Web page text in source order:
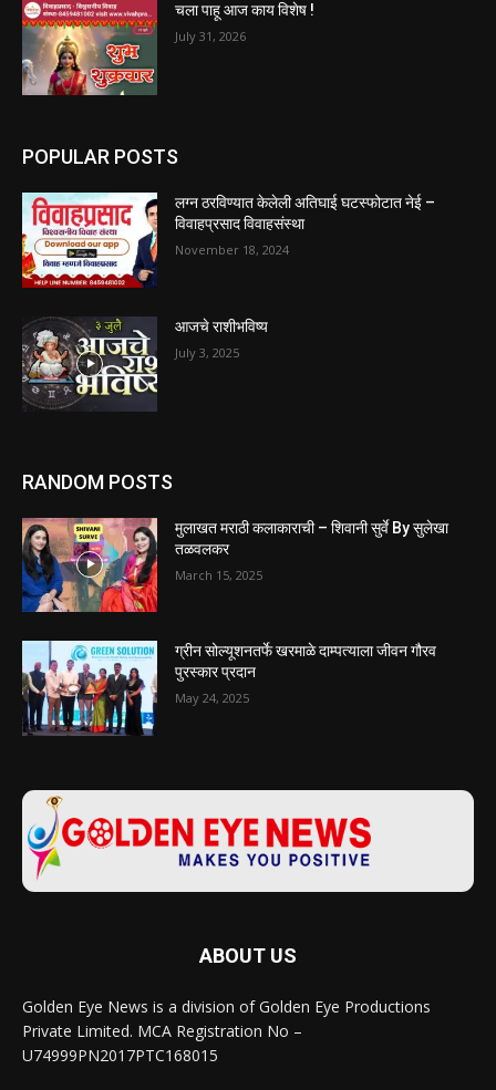
चला पाहू आज काय विशेष !
July 31, 2026
POPULAR POSTS
लग्न ठरविण्यात केलेली अतिघाई घटस्फोटात नेई –
विवाहप्रसाद विवाहसंस्था
November 18, 2024
आजचे राशीभविष्य
July 3, 2025
RANDOM POSTS
मुलाखत मराठी कलाकाराची – शिवानी सुर्वे By सुलेखा
तळवलकर
March 15, 2025
ग्रीन सोल्यूशनतर्फे खरमाळे दाम्पत्याला जीवन गौरव
पुरस्कार प्रदान
May 24, 2025
ABOUT US
Golden Eye News is a division of Golden Eye Productions
Private Limited. MCA Registration No –
U74999PN2017PTC168015